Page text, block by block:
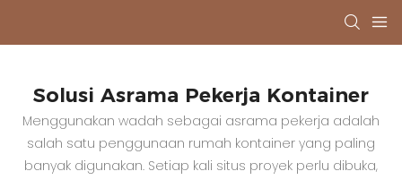
Solusi Asrama Pekerja Kontainer
Menggunakan wadah sebagai asrama pekerja adalah
salah satu penggunaan rumah kontainer yang paling
banyak digunakan. Setiap kali situs proyek perlu dibuka,